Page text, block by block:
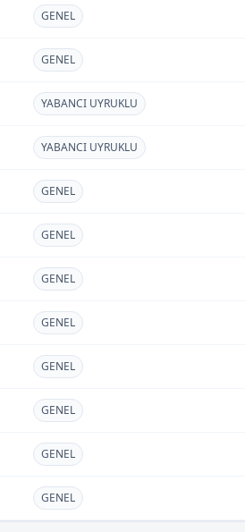
GENEL
GENEL
YABANCI UYRUKLU
YABANCI UYRUKLU
GENEL
GENEL
GENEL
GENEL
GENEL
GENEL
GENEL
GENEL